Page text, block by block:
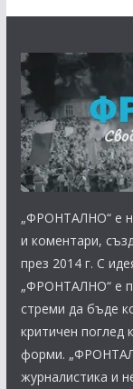
„ФРОНТАЛНО“ е
и коментари,
през 2014 г. С
„ФРОНТАЛНО“ е
стреми да бъде
критичен поглед
форми.
журналистика и